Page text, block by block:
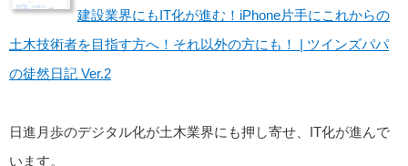
建設業界にもIT化が進む！iPhone片手にこれからの
土木技術者を目指す方へ！それ以外の方にも！ | ツインズパパ
の徒然日記 Ver.2
日進月歩のデジタル化が土木業界にも押し寄せ、IT化が進んで
います。